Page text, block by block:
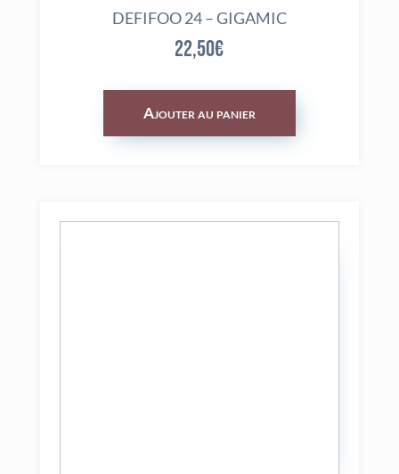
DEFIFOO 24 – GIGAMIC
22,50€
Ajouter au panier